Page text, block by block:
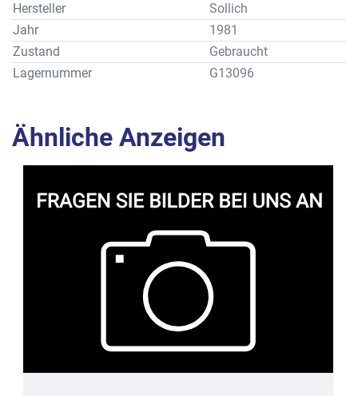
Hersteller
Sollich
Jahr
1981
Zustand
Gebraucht
Lagernummer
G13096
Ähnliche Anzeigen